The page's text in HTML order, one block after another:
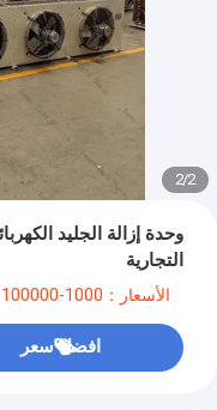
2
/
2
وحدة إزالة الجليد
التجارية
الأسعار：1000-100000
افضل سعر